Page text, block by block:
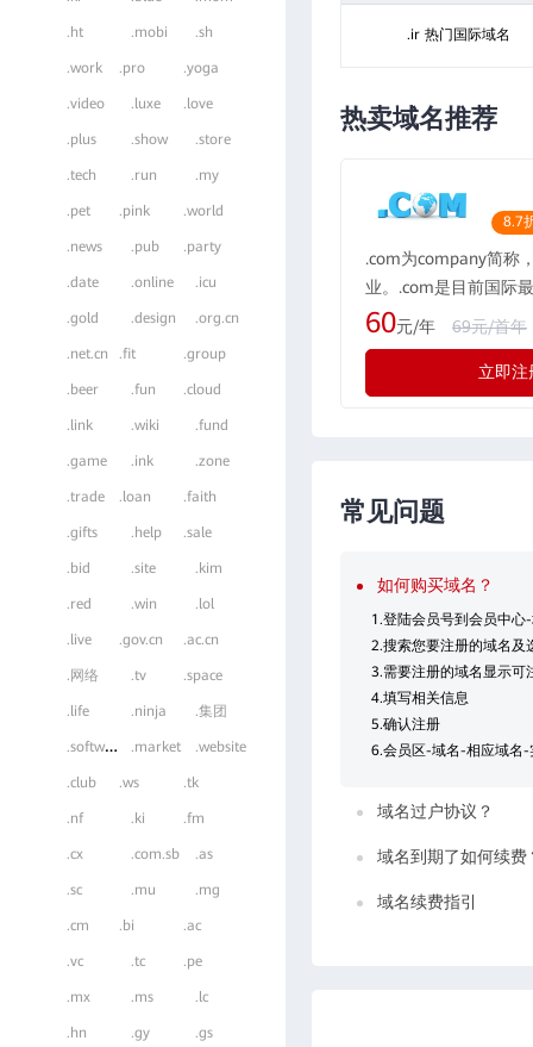
.ht .mobi .sh
.work .pro .yoga
.video .luxe .love
.plus .show .store
.tech .run .my
.pet .pink .world
.news .pub .party
.date .online .icu
.gold .design .org.cn
.net.cn .fit .group
.beer .fun .cloud
.link .wiki .fund
.game .ink .zone
.trade .loan .faith
.gifts .help .sale
.bid .site .kim
.red .win .lol
.live .gov.cn .ac.cn
.网络 .tv .space
.life .ninja .集团
.
software .market .website
.club .ws .tk
.nf .ki .fm
.cx .com.sb .as
.sc .mu .mg
.cm .bi .ac
.vc .tc .pe
.mx .ms .lc
.hn .gy .gs
.ir 热门国际域名
热卖域名推荐
8.7
.com为company简称
业。.com是目前国际
域名格式，现全球的
际最广泛流行的通用
示为“公司”，形如：
60元/年 69元/首年
立即注
常见问题
如何购买域名？
1.登陆会员号到会员中
2.搜索您要注册的域名及
3.需要注册的域名显示可
4.填写相关信息
5.确认注册
6.会员区-域名-相应域名-
域名过户协议？
域名到期了如何续费
域名续费指引